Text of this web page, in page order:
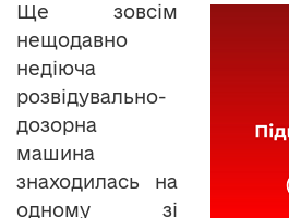
Ще зовсім
нещодавно
недіюча
розвідувально-
дозорна
машина
знаходилась на
одному зі